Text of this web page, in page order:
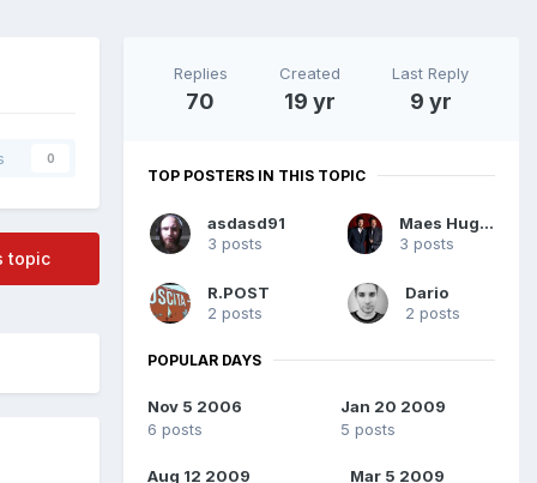
0
topic
Replies
70
Created
19 yr
Last Reply
9 yr
TOP POSTERS IN THIS TOPIC
asdasd91
3 posts
Maes Hughes
3 posts
R.POST
2 posts
Dario
2 posts
POPULAR DAYS
Nov 5 2006
6 posts
Jan 20 2009
5 posts
Aug 12 2009
Mar 5 2009